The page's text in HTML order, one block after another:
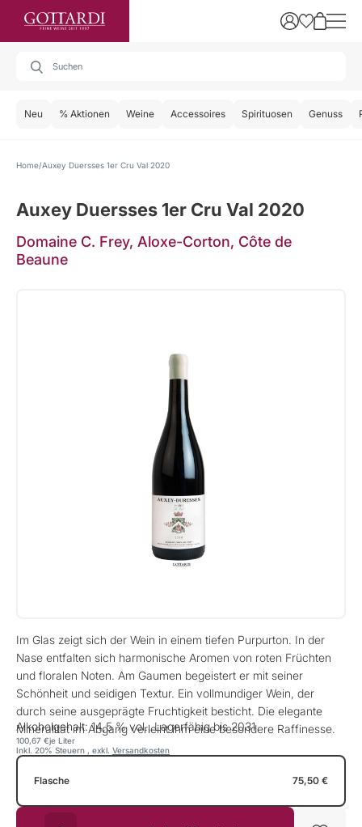
Neu % Aktionen Weine Accessoires Spirituosen Genuss
Home Auxey Duersses 1er Cru Val 2020
Auxey Duersses 1er Cru Val 2020
Domaine C. Frey, Aloxe-Corton, Côte de
Beaune
Im Glas zeigt sich der Wein in einem tiefen Purpurton. In der
Nase entfalten sich harmonische Aromen von roten Früchten
und floralen Noten. Am Gaumen begeistert er mit seiner
Schönheit und seidigen Textur. Ein vollmundiger Wein, der
durch seine ausgeprägte Fruchtigkeit besticht. Die elegante
Mineralität im Abgang verleiht ihm eine besondere Raffinesse.
Alkoholgehalt: 14,5 % vol., Lagerfähig bis 2031
je Liter
100,67 €
Inkl. 20% Steuern , exkl. Versandkosten
Flasche 75,50 €